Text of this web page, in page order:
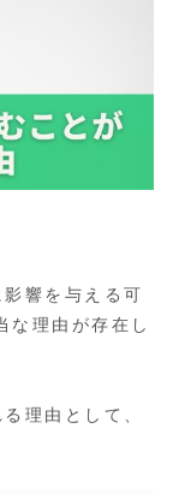
響を与える可
な理由が存在し
理由として、